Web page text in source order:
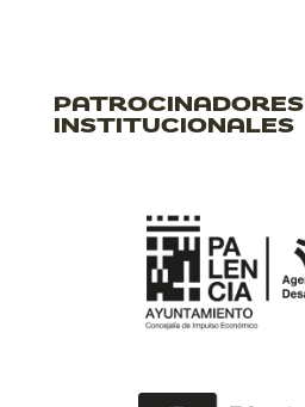
PATROCINADORES
INSTITUCIONALES